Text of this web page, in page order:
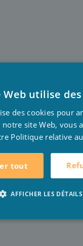
Web utilise
des cookies pour
site Web, vous
Politique relative
tout
AFFICHER LES DÉTAILS